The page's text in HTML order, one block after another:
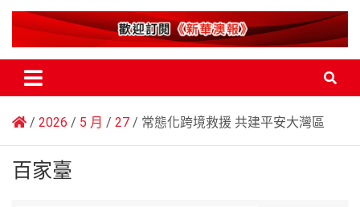
新華澳報
2026 5 月 27 常態化跨境救援 共建平安大灣區
百家臺